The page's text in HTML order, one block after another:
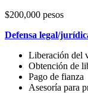
$200,000 pesos
Defensa legal/
Liberación del
Obtención de
Pago de fianza
Asesoría para